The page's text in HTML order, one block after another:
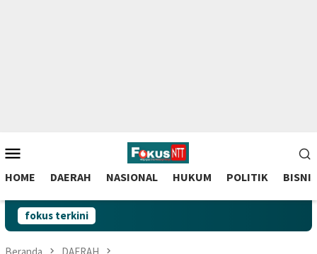
to
contentMobile
HOME DAERAH NASIONAL HUKUM POLITIK BISNIS
fokus terkini